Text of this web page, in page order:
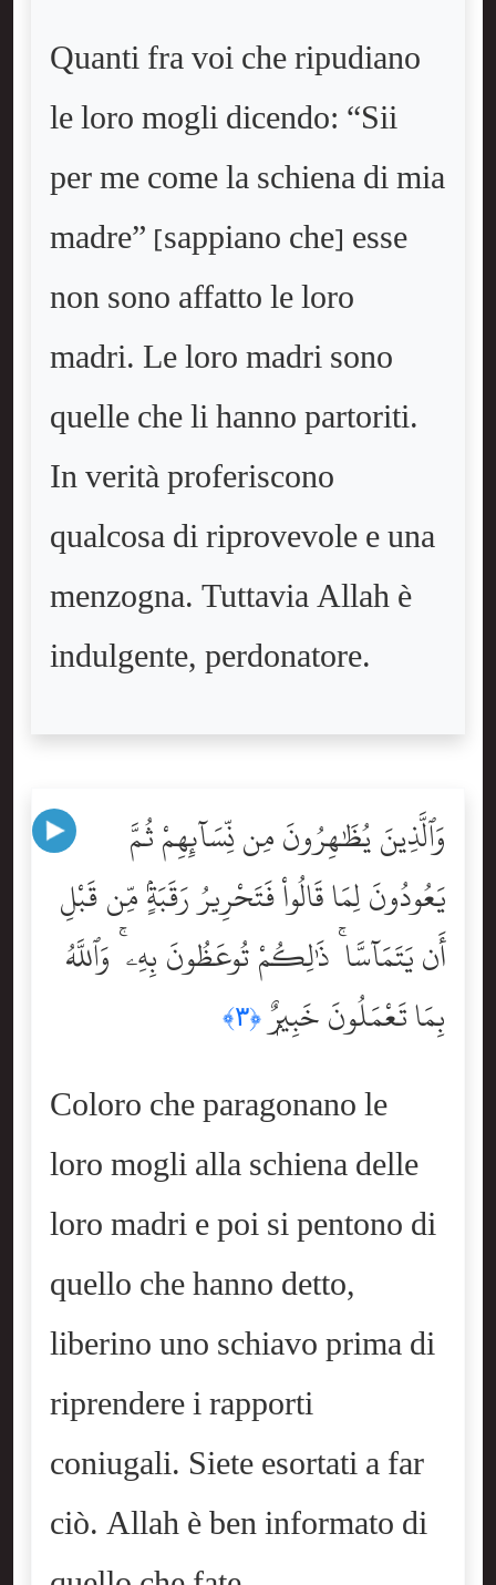
Quanti fra voi che ripudiano
le loro mogli dicendo: “Sii
per me come la schiena di mia
madre” [sappiano che] esse
non sono affatto le loro
madri. Le loro madri sono
quelle che li hanno partoriti.
In verità proferiscono
qualcosa di riprovevole e una
menzogna. Tuttavia Allah è
indulgente, perdonatore.
وَٱلَّذِينَ يُظَٰهِرُونَ مِن نِّسَآئِهِمْ ثُمَّ
يَعُودُونَ لِمَا قَالُواْ فَتَحْرِيرُ رَقَبَةٍۢ مِّن قَبْلِ
أَن يَتَمَآسَّا ۚ ذَٰلِكُمْ تُوعَظُونَ بِهِۦ ۚ وَٱللَّهُ
بِمَا تَعْمَلُونَ خَبِيرٌۭ﴿٣﴾
Coloro che paragonano le
loro mogli alla schiena delle
loro madri e poi si pentono di
quello che hanno detto,
liberino uno schiavo prima di
riprendere i rapporti
coniugali. Siete esortati a far
ciò. Allah è ben informato di